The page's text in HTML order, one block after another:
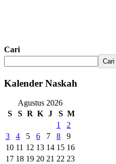
Cari
Cari
Kalender Naskah
Agustus 2026
S
S R K J S M
1
2
3
4 5 6 7 8
9
10 11 12 13 14 15 16
17 18 19 20 21 22 23